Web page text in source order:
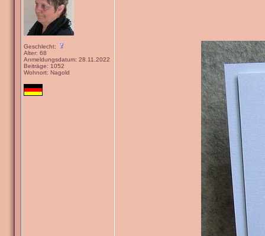
Geschlecht:
Alter: 68
Anmeldungsdatum: 28.11.2022
Beiträge: 1052
Wohnort: Nagold